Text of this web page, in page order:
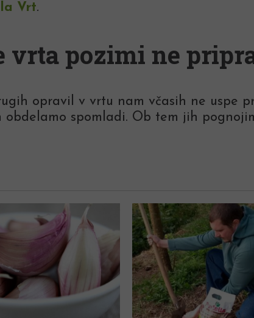
Vrt.
vrta pozimi ne
opravil v vrtu nam včasih ne uspe
spomladi. Ob tem jih